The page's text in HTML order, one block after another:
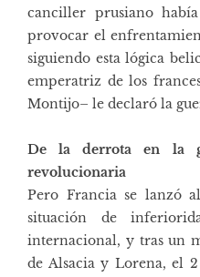
canciller prusiano
provocar el
siguiendo esta lógica
emperatriz de los
Montijo– le declaró la
De la derrota en la
revolucionaria
Pero Francia se lanzó
situación de
internacional, y tras un
de Alsacia y Lorena, el